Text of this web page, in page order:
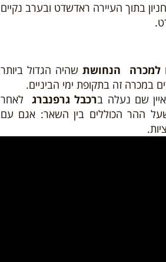
בתוך העיירה ראדשדט ובערב נקיים
למכרה הנחושתשהיה הגדול ביותר
זה בתקופת ימי הביניים.
שם נעלה ברכבל גרפנברג
לאחר
ההר הכוללים בין השאר: אגם עם